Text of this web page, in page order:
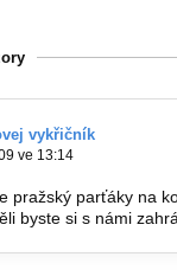
vykřičník
ve 13:14
pražský parťáky na
byste si s námi